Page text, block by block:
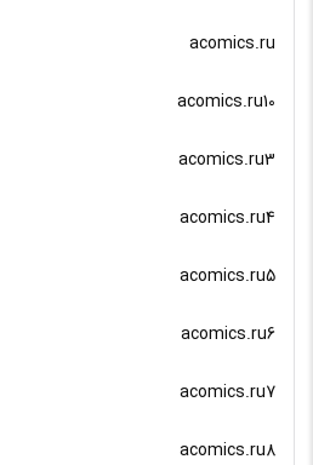
acomics.ru
acomics.ru10
acomics.ru3
acomics.ru4
acomics.ru5
acomics.ru6
acomics.ru7
acomics.ru8